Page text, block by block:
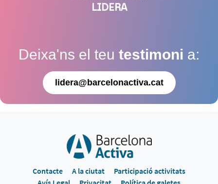
LIDERA
Deixa'ns el teu testimoni a:
lidera@barcelonactiva.cat
Contacte A la ciutat
Participació activitats